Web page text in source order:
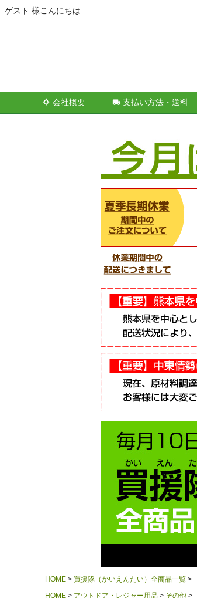
ゲスト 様こんにちは
会社概要 支払い方法・送料
HOME 買援隊（かいえんたい）全商品一覧
HOME
アウトドア・レジャー用品 その他